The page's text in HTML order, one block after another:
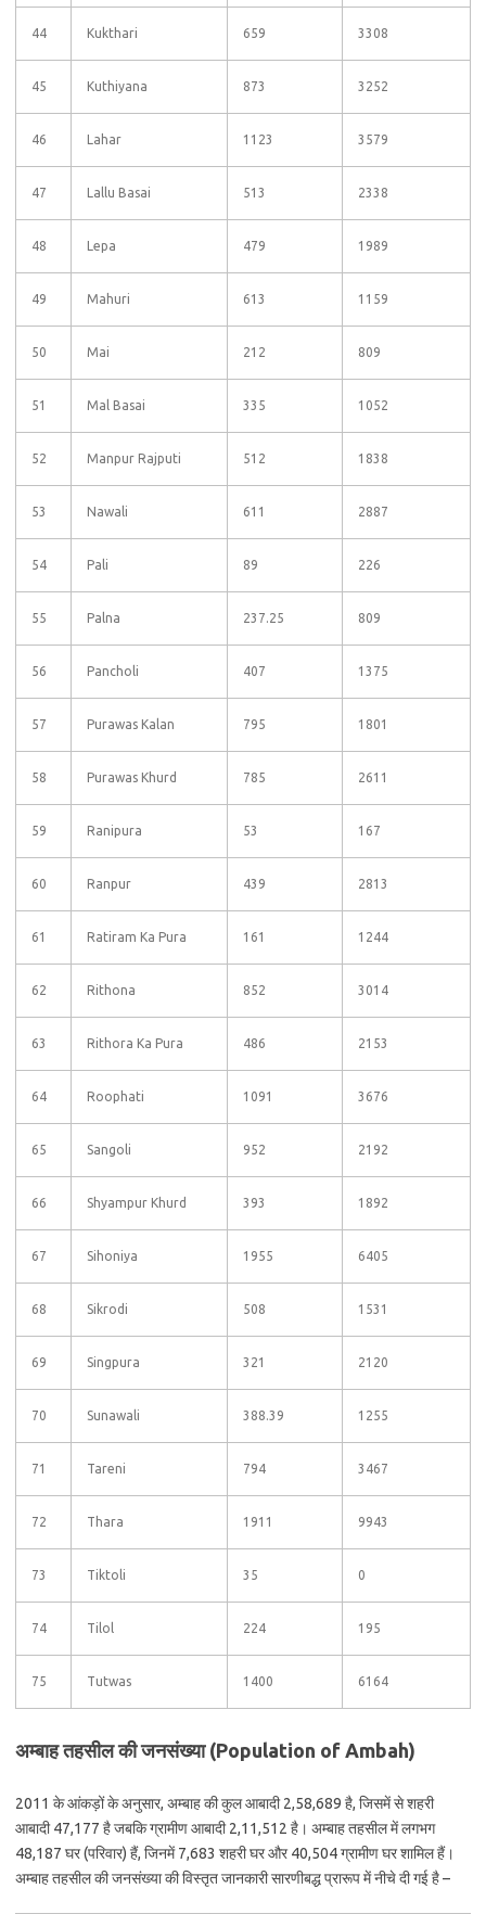
44 Kukthari 659 3308
45 Kuthiyana 873 3252
46 Lahar 1123 3579
47 Lallu Basai 513 2338
48 Lepa 479 1989
49 Mahuri 613 1159
50 Mai 212 809
51 Mal Basai 335 1052
52 Manpur Rajputi 512 1838
53 Nawali 611 2887
54 Pali 89 226
55 Palna 237.25 809
56 Pancholi 407 1375
57 Purawas Kalan 795 1801
58 Purawas Khurd 785 2611
59 Ranipura 53 167
60 Ranpur 439 2813
61 Ratiram Ka Pura 161 1244
62 Rithona 852 3014
63 Rithora Ka Pura 486 2153
64 Roophati 1091 3676
65 Sangoli 952 2192
66 Shyampur Khurd 393 1892
67 Sihoniya 1955 6405
68 Sikrodi 508 1531
69 Singpura 321 2120
70 Sunawali 388.39 1255
71 Tareni 794 3467
72 Thara 1911 9943
73 Tiktoli 35 0
74 Tilol 224 195
75 Tutwas 1400 6164
अम्बाह तहसील की जनसंख्या (Population of Ambah)
2011 के आंकड़ों के अनुसार, अम्बाह की कुल आबादी 2,58,689 है, जिसमें से शहरी
आबादी 47,177 है जबकि ग्रामीण आबादी 2,11,512 है। अम्बाह तहसील में लगभग
48,187 घर (परिवार) हैं, जिनमें 7,683 शहरी घर और 40,504 ग्रामीण घर शामिल हैं।
अम्बाह तहसील की जनसंख्या की विस्तृत जानकारी सारणीबद्ध प्रारूप में नीचे दी गई है –